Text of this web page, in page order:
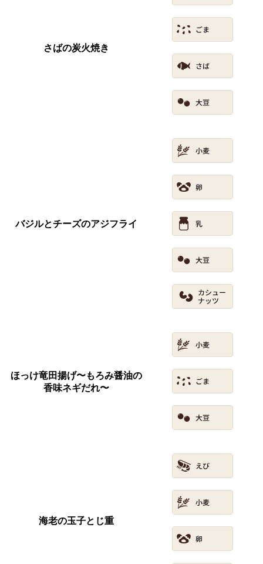
さばの炭火焼き
バジルとチーズのアジフライ
ほっけ竜田揚げ〜もろみ醤油の
香味ネギだれ〜
海老の玉子とじ重